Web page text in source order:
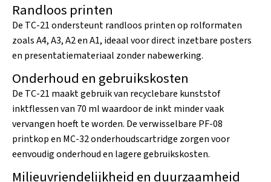
Randloos printen
De TC-21 ondersteunt randloos printen op rolformaten
zoals A4, A3, A2 en A1, ideaal voor direct inzetbare posters
en presentatiemateriaal zonder nabewerking.
Onderhoud en gebruikskosten
De TC-21 maakt gebruik van recyclebare kunststof
inktflessen van 70 ml waardoor de inkt minder vaak
vervangen hoeft te worden. De verwisselbare PF-08
printkop en MC-32 onderhoudscartridge zorgen voor
eenvoudig onderhoud en lagere gebruikskosten.
Milieuvriendelijkheid en duurzaamheid